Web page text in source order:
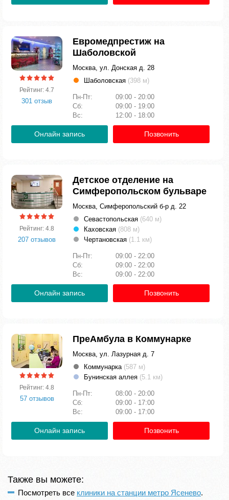
Рейтинг: 4.7
301 отзыв
Евромедпрестиж на
Шаболовской
Москва, ул. Донская д. 28
Шаболовская (398 м)
Пн-Пт:
09:00 - 20:00
Сб:
09:00 - 19:00
Вс:
12:00 - 18:00
Онлайн запись Позвонить
Рейтинг: 4.8
207 отзывов
Детское отделение на
Симферопольском бульваре
Москва, Симферопольский б-р д. 22
Севастопольская (640 м)
Каховская (808 м)
Чертановская (1.1 км)
Пн-Пт:
09:00 - 22:00
Сб:
09:00 - 22:00
Вс:
09:00 - 22:00
Онлайн запись Позвонить
Рейтинг: 4.8
57 отзывов
ПреАмбула в Коммунарке
Москва, ул. Лазурная д. 7
Коммунарка (587 м)
Бунинская аллея (5.1 км)
Пн-Пт:
08:00 - 20:00
Сб:
09:00 - 17:00
Вс:
09:00 - 17:00
Онлайн запись Позвонить
Также вы можете:
Посмотреть все клиники на станции метро Ясенево.